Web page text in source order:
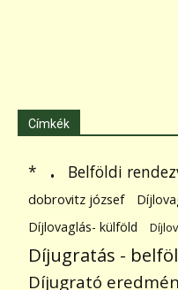
Címkék
* . Belföldi
dobrovitz józsef
Díjlovaglás- külföld
Díjugratás -
Díjugrató